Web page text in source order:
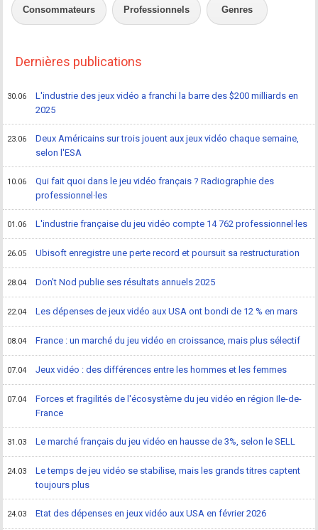
Consommateurs Professionnels Genres
Dernières publications
30.06
L'industrie des jeux vidéo a franchi la barre des $200 milliards en
2025
23.06
Deux Américains sur trois jouent aux jeux vidéo chaque semaine,
selon l'ESA
10.06
Qui fait quoi dans le jeu vidéo français ? Radiographie des
professionnel·les
01.06 L'industrie française du jeu vidéo compte 14 762 professionnel·les
26.05 Ubisoft enregistre une perte record et poursuit sa restructuration
28.04 Don't Nod publie ses résultats annuels 2025
22.04 Les dépenses de jeux vidéo aux USA ont bondi de 12 % en mars
08.04 France : un marché du jeu vidéo en croissance, mais plus sélectif
07.04 Jeux vidéo : des différences entre les hommes et les femmes
07.04
Forces et fragilités de l'écosystème du jeu vidéo en région Ile-de-
France
31.03 Le marché français du jeu vidéo en hausse de 3%, selon le SELL
24.03
Le temps de jeu vidéo se stabilise, mais les grands titres captent
toujours plus
24.03 Etat des dépenses en jeux vidéo aux USA en février 2026